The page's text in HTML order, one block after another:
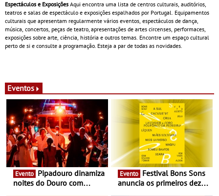
Espectáculos e Exposições Aqui encontra uma lista de centros culturais, auditórios,
teatros e salas de espectáculo e exposições espalhados por Portugal. Equipamentos
culturais que apresentam regularmente vários eventos, espectáculos de dança,
música, concertos, peças de teatro, apresentações de artes circenses, performaces,
exposições sobre arte, ciência, história e outros temas. Encontre um espaço cultural
perto de si e consulte a programação. Esteja a par de todas as novidades.
Eventos
Evento
noites do Douro com
Evento
anuncia os primeiros dez